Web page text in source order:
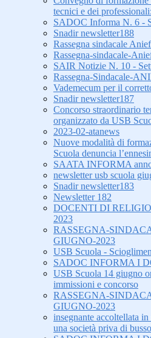
tecnici e dei
SADOC Informa N. 6 -
Snadir newsletter188
Rassegna sindacale
Rassegna-sindacale-
SAIR Notizie N. 10 -
Rassegna-Sindacale-
Vademecum per il
Snadir newsletter187
Concorso straordinario
organizzato da USB
2023-02-atanews
Nuove modalità di
Scuola denuncia
SAATA INFORMA
newsletter usb scuola
Snadir newsletter183
Newsletter 182
DOCENTI DI
2023
RASSEGNA-
GIUGNO-2023
USB Scuola -
SADOC INFORMA I
USB Scuola 14 giugno
immissioni e concorso
RASSEGNA-
GIUGNO-2023
insegnante accoltellata
una società priva di